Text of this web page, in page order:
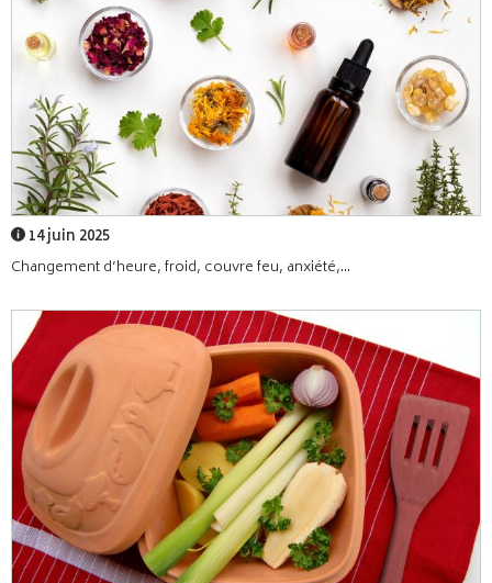
14 juin 2025
Changement d’heure, froid, couvre feu, anxiété,...